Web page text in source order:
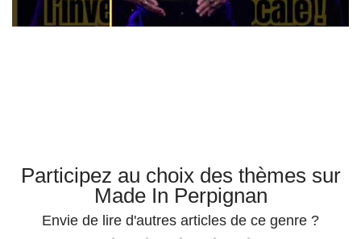
Participez au choix des thèmes sur
Made In Perpignan
Envie de lire d'autres articles de ce genre ?